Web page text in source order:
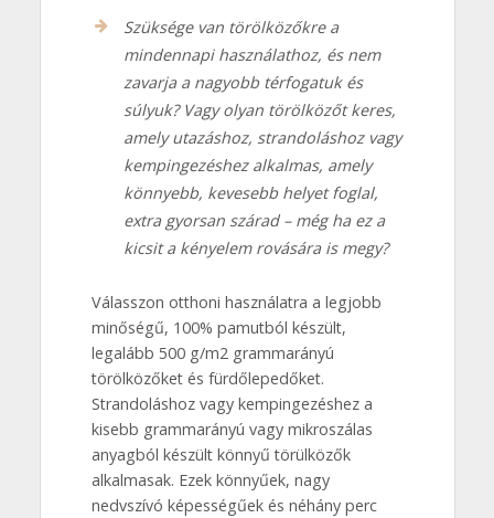
Szüksége van törölközőkre a
mindennapi használathoz, és nem
zavarja a nagyobb térfogatuk és
súlyuk? Vagy olyan törölközőt keres,
amely utazáshoz, strandoláshoz vagy
kempingezéshez alkalmas, amely
könnyebb, kevesebb helyet foglal,
extra gyorsan szárad – még ha ez a
kicsit a kényelem rovására is megy?
Válasszon otthoni használatra a legjobb
minőségű, 100% pamutból készült,
legalább 500 g/m2 grammarányú
törölközőket és fürdőlepedőket.
Strandoláshoz vagy kempingezéshez a
kisebb grammarányú vagy mikroszálas
anyagból készült könnyű törülközők
alkalmasak. Ezek könnyűek, nagy
nedvszívó képességűek és néhány perc